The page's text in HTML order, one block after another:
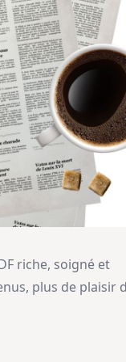
riche, soigné et
plus de plaisir